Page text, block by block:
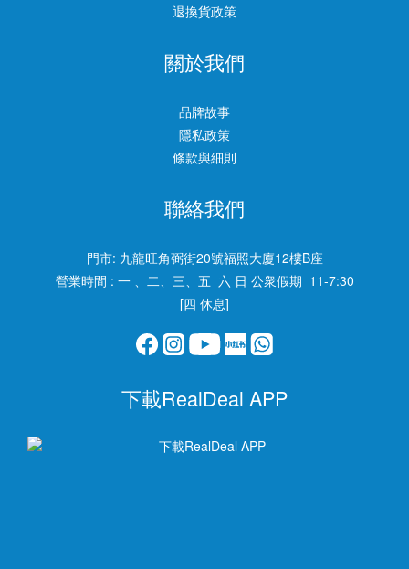
退換貨政策
關於我們
品牌故事
隱私政策
條款與細則
聯絡我們
門市: 九龍旺角弼街20號福照大廈12樓B座
營業時間 : 一 、二、三、五 六 日 公衆假期 11-7:30
[四 休息]
下載RealDeal APP